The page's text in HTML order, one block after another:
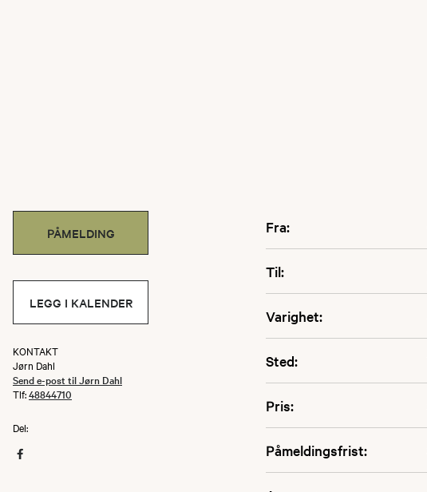
Fra:
Til:
Varighet:
Sted:
Pris:
Påmeldingsfrist:
PÅMELDING
LEGG I KALENDER
KONTAKT
Jørn Dahl
Send e-post til Jørn Dahl
Tlf:48844710
Del: